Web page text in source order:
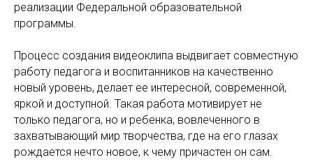
реализации Федеральной образовательной
программы.
Процесс создания видеоклипа выдвигает совместную
работу педагога и воспитанников на качественно
новый уровень, делает ее интересной, современной,
яркой и доступной. Такая работа мотивирует не
только педагога, но и ребенка, вовлеченного в
захватывающий мир творчества, где на его глазах
рождается нечто новое, к чему причастен он сам.